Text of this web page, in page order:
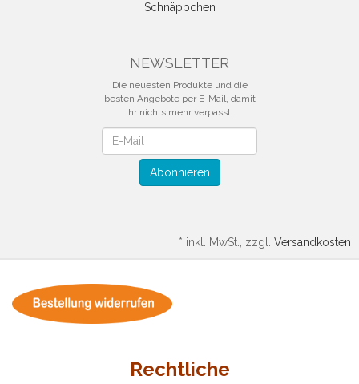
Schnäppchen
NEWSLETTER
Die neuesten Produkte und die
besten Angebote per E-Mail, damit
Ihr nichts mehr verpasst.
Abonnieren
* inkl. MwSt., zzgl. Versandkosten
Rechtliche